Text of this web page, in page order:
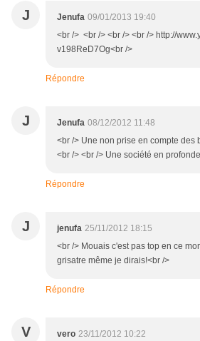
J Jenufa 09/01/2013 19:40
<br /> <br /> <br /> <br /> http://
v198ReD7Og<br />
Répondre
J Jenufa 08/12/2012 11:48
<br /> Une non prise en compte des
<br /> <br /> Une société en
Répondre
J jenufa 25/11/2012 18:15
<br /> Mouais c'est pas top en ce
grisatre même je dirais!<br />
Répondre
V vero 23/11/2012 10:22